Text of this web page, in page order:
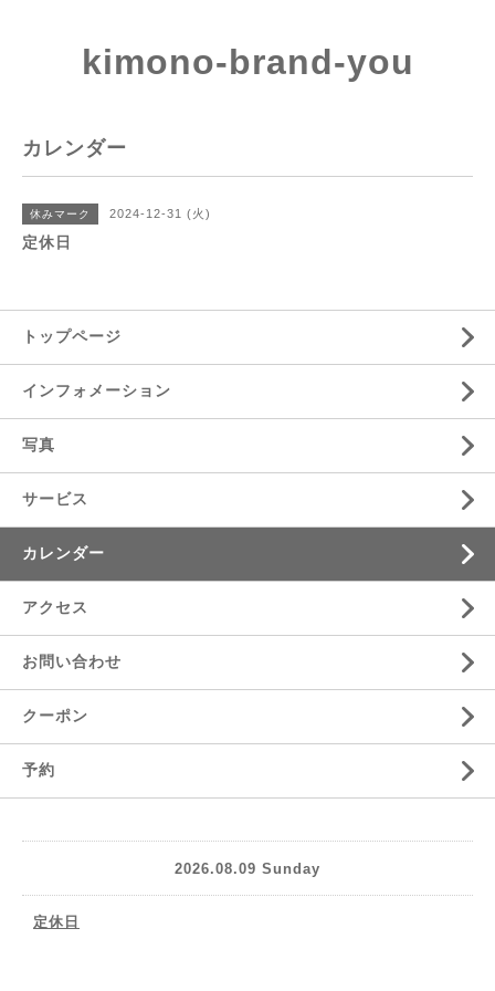
kimono-brand-you
カレンダー
休みマーク 2024-12-31 (火)
定休日
トップページ
インフォメーション
写真
サービス
カレンダー
アクセス
お問い合わせ
クーポン
予約
2026.08.09 Sunday
定休日